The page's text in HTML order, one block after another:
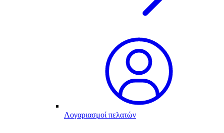
Λογαριασμοί πελατών